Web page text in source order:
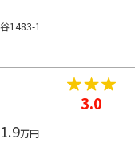
1483-1
3.0
万円